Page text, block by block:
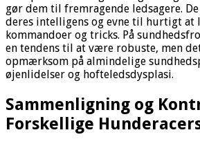
gør dem til fremragende ledsagere.
deres intelligens og evne til hurtigt at
kommandoer og tricks. På
en tendens til at være robuste, men
opmærksom på almindelige
øjenlidelser og hofteledsdysplasi.
Sammenligning og
Forskellige